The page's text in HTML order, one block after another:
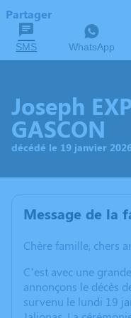
Partager
SMS WhatsApp
Joseph
GASCON
décédé le 19 janvier
Message de la
Chère famille, chers
C’est avec une
annonçons le décès
survenu le lundi 19